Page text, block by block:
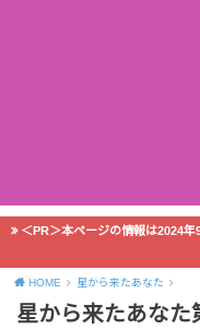
＜PR＞本ページの情報は2024
HOME 星から来たあなた
星から来たあな